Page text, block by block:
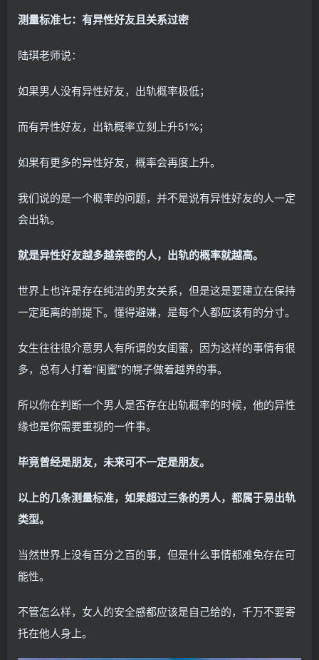
测量标准七：有异性好友且关系过密
陆琪老师说：
如果男人没有异性好友，出轨概率极低；
而有异性好友，出轨概率立刻上升51%；
如果有更多的异性好友，概率会再度上升。
我们说的是一个概率的问题，并不是说有异性好友的人一定
会出轨。
就是异性好友越多越亲密的人，出轨的概率就越高。
世界上也许是存在纯洁的男女关系，但是这是要建立在保持
一定距离的前提下。懂得避嫌，是每个人都应该有的分寸。
女生往往很介意男人有所谓的女闺蜜，因为这样的事情有很
多，总有人打着“闺蜜”的幌子做着越界的事。
所以你在判断一个男人是否存在出轨概率的时候，他的异性
缘也是你需要重视的一件事。
毕竟曾经是朋友，未来可不一定是朋友。
以上的几条测量标准，如果超过三条的男人，都属于易出轨
类型。
当然世界上没有百分之百的事，但是什么事情都难免存在可
能性。
不管怎么样，女人的安全感都应该是自己给的，千万不要寄
托在他人身上。